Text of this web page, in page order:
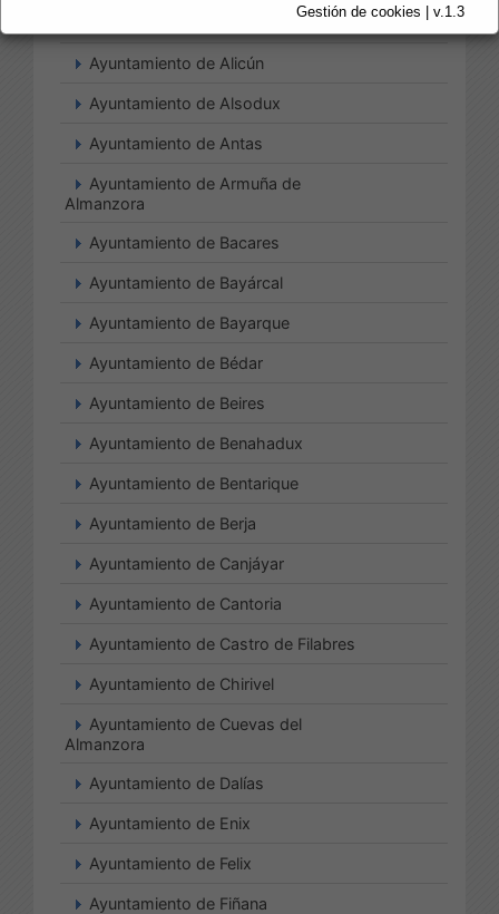
Gestión de cookies | v.1.3
Ayuntamiento de Alhama de Almería
Ayuntamiento de Alicún
Ayuntamiento de Alsodux
Ayuntamiento de Antas
Ayuntamiento de Armuña de
Almanzora
Ayuntamiento de Bacares
Ayuntamiento de Bayárcal
Ayuntamiento de Bayarque
Ayuntamiento de Bédar
Ayuntamiento de Beires
Ayuntamiento de Benahadux
Ayuntamiento de Bentarique
Ayuntamiento de Berja
Ayuntamiento de Canjáyar
Ayuntamiento de Cantoria
Ayuntamiento de Castro de Filabres
Ayuntamiento de Chirivel
Ayuntamiento de Cuevas del
Almanzora
Ayuntamiento de Dalías
Ayuntamiento de Enix
Ayuntamiento de Felix
Ayuntamiento de Fiñana